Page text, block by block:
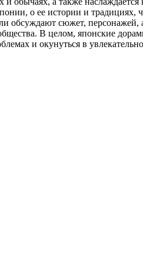
о ее истории и традициях,
обсуждают сюжет,
В целом, японские
и окунуться в